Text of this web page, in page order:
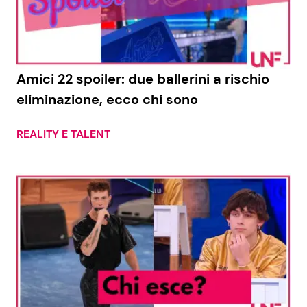
Economia
Persone Scomparse
Fiction e Serie TV
Programmi TV
ShowBiz
News Cinema
News Musica
News Spettacolo
Social News
News dal mondo
Amici 22 spoiler: due ballerini a rischio
eliminazione, ecco chi sono
REALITY E TALENT